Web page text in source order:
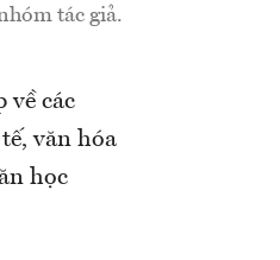
tác giả.
về các
văn hóa
học